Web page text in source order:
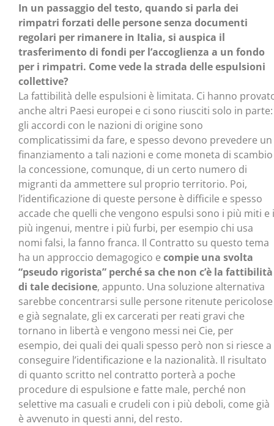
In un passaggio del testo, quando si parla dei
rimpatri forzati delle persone senza documenti
regolari per rimanere in Italia, si auspica il
trasferimento di fondi per l’accoglienza a un fondo
per i rimpatri. Come vede la strada delle espulsioni
collettive?
La fattibilità delle espulsioni è limitata. Ci hanno
anche altri Paesi europei e ci sono riusciti solo in parte:
gli accordi con le nazioni di origine sono
complicatissimi da fare, e spesso devono prevedere un
finanziamento a tali nazioni e come moneta di scambio
la concessione, comunque, di un certo numero di
migranti da ammettere sul proprio territorio. Poi,
l’identificazione di queste persone è difficile e spesso
accade che quelli che vengono espulsi sono i più miti e i
più ingenui, mentre i più furbi, per esempio chi usa
nomi falsi, la fanno franca. Il Contratto su questo tema
ha un approccio demagogico e compie una svolta
“pseudo rigorista” perché sa che non c’è la fattibilità
di tale decisione, appunto. Una soluzione alternativa
sarebbe concentrarsi sulle persone ritenute pericolose
e già segnalate, gli ex carcerati per reati gravi che
tornano in libertà e vengono messi nei Cie, per
esempio, dei quali dei quali spesso però non si riesce a
conseguire l’identificazione e la nazionalità. Il risultato
di quanto scritto nel contratto porterà a poche
procedure di espulsione e fatte male, perché non
selettive ma casuali e crudeli con i più deboli, come già
è avvenuto in questi anni, del resto.